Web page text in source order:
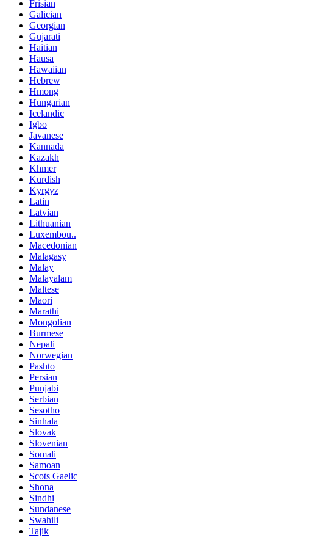
Frisian
Galician
Georgian
Gujarati
Haitian
Hausa
Hawaiian
Hebrew
Hmong
Hungarian
Icelandic
Igbo
Javanese
Kannada
Kazakh
Khmer
Kurdish
Kyrgyz
Latin
Latvian
Lithuanian
Luxembou..
Macedonian
Malagasy
Malay
Malayalam
Maltese
Maori
Marathi
Mongolian
Burmese
Nepali
Norwegian
Pashto
Persian
Punjabi
Serbian
Sesotho
Sinhala
Slovak
Slovenian
Somali
Samoan
Scots Gaelic
Shona
Sindhi
Sundanese
Swahili
Tajik